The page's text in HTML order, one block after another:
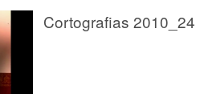
Cortografias 2010_24